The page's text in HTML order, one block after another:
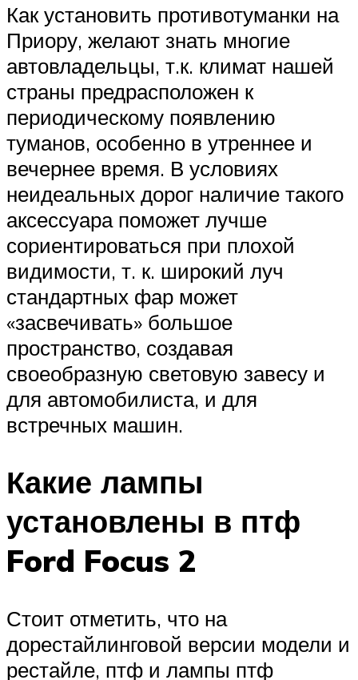
Как установить противотуманки на
Приору, желают знать многие
автовладельцы, т.к. климат нашей
страны предрасположен к
периодическому появлению
туманов, особенно в утреннее и
вечернее время. В условиях
неидеальных дорог наличие такого
аксессуара поможет лучше
сориентироваться при плохой
видимости, т. к. широкий луч
стандартных фар может
«засвечивать» большое
пространство, создавая
своеобразную световую завесу и
для автомобилиста, и для
встречных машин.
Какие лампы
установлены в птф
Ford Focus 2
Стоит отметить, что на
дорестайлинговой версии модели и
рестайле, птф и лампы птф